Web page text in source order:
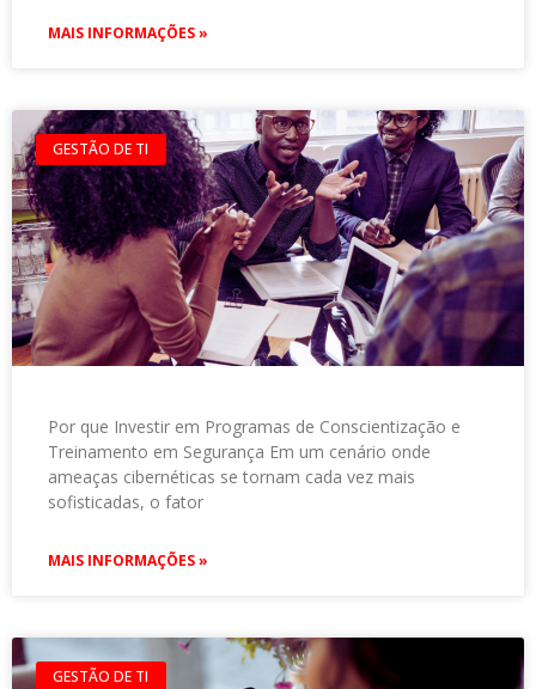
MAIS INFORMAÇÕES »
GESTÃO DE TI
Por que Investir em Programas de Conscientização e
Treinamento em Segurança Em um cenário onde
ameaças cibernéticas se tornam cada vez mais
sofisticadas, o fator
MAIS INFORMAÇÕES »
GESTÃO DE TI